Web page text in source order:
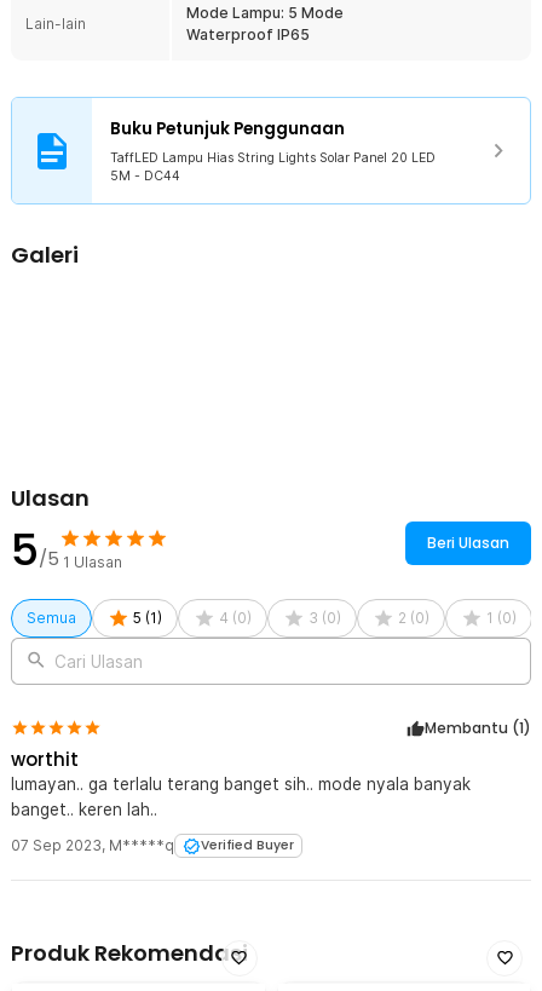
Lain-lain
Mode Lampu: 5 Mode
Waterproof IP65
Buku Petunjuk Penggunaan
TaffLED Lampu Hias String Lights Solar Panel 20 LED
5M - DC44
Galeri
Ulasan
5/5 1 Ulasan
Beri Ulasan
Semua 5 (1 ) 4 (0) 3 (0) 2 (0) 1 (0)
Cari Ulasan
Membantu (1)
worthit
lumayan.. ga terlalu terang banget sih.. mode nyala banyak
banget.. keren lah..
07 Sep 2023, M*****q Verified Buyer
Produk Rekomendasi